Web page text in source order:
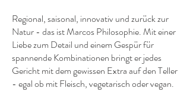
Regional, saisonal, innovativ und zurück zur
Natur - das ist Marcos Philosophie. Mit einer
Liebe zum Detail und einem Gespür für
spannende Kombinationen bringt er jedes
Gericht mit dem gewissen Extra auf den Teller
- egal ob mit Fleisch, vegetarisch oder vegan.